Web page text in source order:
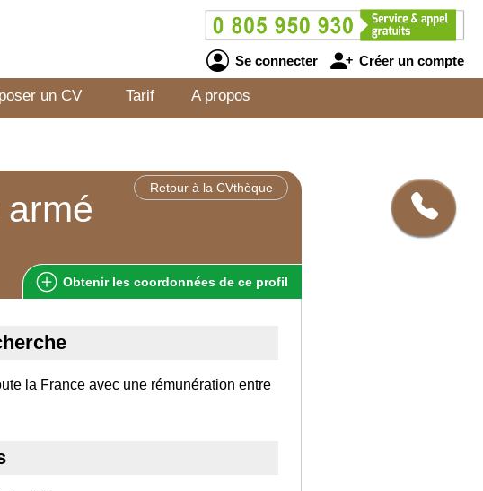
Se connecter Créer un compte
un CV Tarif A propos
Retour à la CVthèque
Obtenir les coordonnées de ce profil
la France avec une rémunération entre